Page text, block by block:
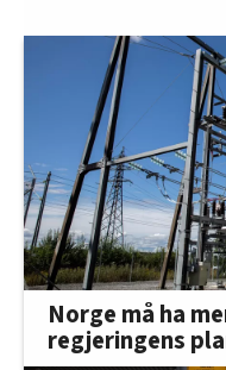
Norge må ha
regjeringens